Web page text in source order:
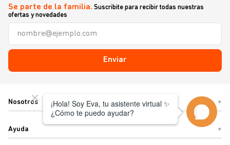
Se parte de la familia. Suscribite para recibir todas nuestras
ofertas y novedades
Enviar
Nosotros +
Ayuda +